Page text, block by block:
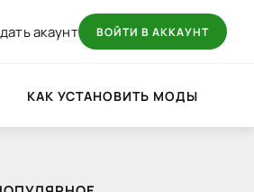
акаунт ВОЙТИ В АККАУНТ
КАК УСТАНОВИТЬ МОДЫ